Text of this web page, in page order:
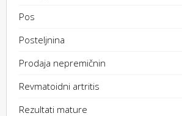
Pos
Posteljnina
Prodaja nepremičnin
Revmatoidni artritis
Rezultati mature